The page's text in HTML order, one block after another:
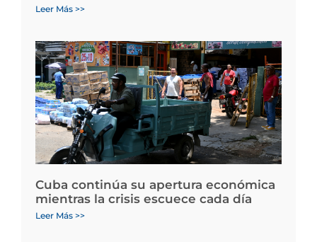
Leer Más >>
Cuba continúa su apertura económica
mientras la crisis escuece cada día
Leer Más >>